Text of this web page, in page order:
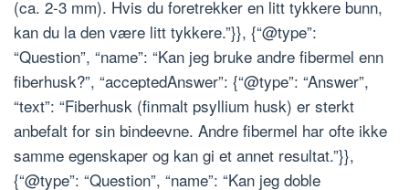
(ca. 2-3 mm). Hvis du foretrekker en litt tykkere bunn,
kan du la den være litt tykkere.”}}, {“@type”:
“Question”, “name”: “Kan jeg bruke andre fibermel enn
fiberhusk?”, “acceptedAnswer”: {“@type”: “Answer”,
“text”: “Fiberhusk (finmalt psyllium husk) er sterkt
anbefalt for sin bindeevne. Andre fibermel har ofte ikke
samme egenskaper og kan gi et annet resultat.”}},
{“@type”: “Question”, “name”: “Kan jeg doble